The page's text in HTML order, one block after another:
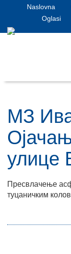
Naslovna
Oglasi
МЗ
улице
Пресвлачење
туцаничким